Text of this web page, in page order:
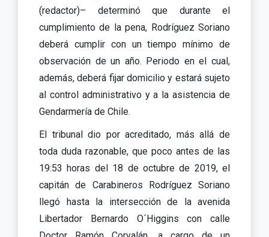
(redactor)– determinó que durante el
cumplimiento de la pena, Rodríguez Soriano
deberá cumplir con un tiempo mínimo de
observación de un año. Periodo en el cual,
además, deberá fijar domicilio y estará sujeto
al control administrativo y a la asistencia de
Gendarmería de Chile.
El tribunal dio por acreditado, más allá de
toda duda razonable, que poco antes de las
19:53 horas del 18 de octubre de 2019, el
capitán de Carabineros Rodríguez Soriano
llegó hasta la intersección de la avenida
Libertador Bernardo O´Higgins con calle